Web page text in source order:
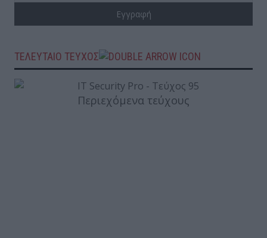
ΤΕΛΕΥΤΑΙΟ ΤΕΥΧΟΣ
Περιεχόμενα τεύχους